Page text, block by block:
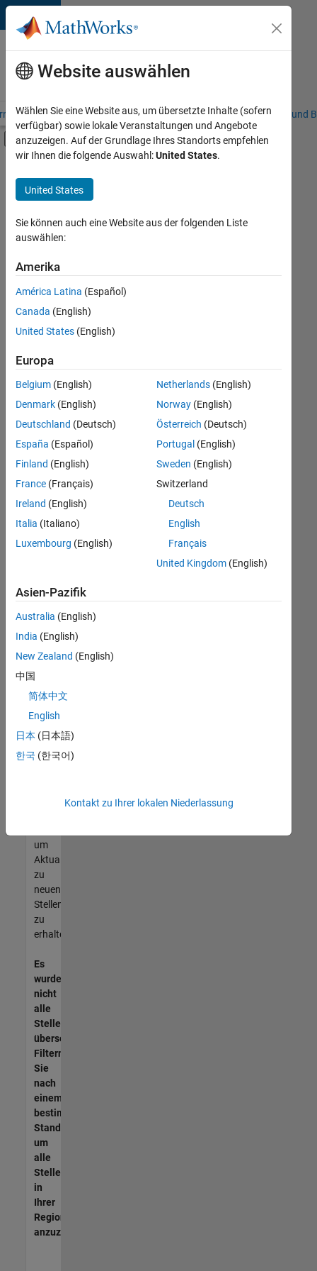
Weiter zum Inhalt
Karriere
bei
MathWorks
– Übersicht Stellensuche Niederlassungen Studierende und
Umschaltung für Off-Canvas-
Hauptinhalt
Information Technology
Education Sales
Marketing Communications
Business Model Team
Finance and Operations
+4
Derzeit
es
keine
offenen
Stellen,
Ihren
Suchkriterien
entsprechen.
können
die
Suchkriterien
weiter
fassen
oder
alle
Stellenangebote
anzeigen .
noch
keine
offenen
Stellen
können,
die
Ihren
entsprechen,
werden
unseres
um
Aktualisierungen
zu
neuen
Stellenangeboten
zu
erhalten.
Es
wurden
nicht
alle
Stellen
übersetzt.
Filtern
Sie
nach
einem
bestimmten
Standort,
um
alle
Stellenangebote
in
Ihrer
Region
anzuzeigen.
Website auswählen
Wählen Sie eine Website aus, um übersetzte Inhalte (sofern
verfügbar) sowie lokale Veranstaltungen und Angebote
anzuzeigen. Auf der Grundlage Ihres Standorts empfehlen
wir Ihnen die folgende Auswahl:United States.
United States
Sie können auch eine Website aus der folgenden Liste
auswählen:
Amerika
América Latina (Español)
Canada (English)
United States (English)
Europa
Belgium (English)
Denmark (English)
Deutschland (Deutsch)
España (Español)
Finland (English)
France (Français)
Ireland (English)
Italia (Italiano)
Luxembourg (English)
Netherlands(English)
Norway(English)
Österreich (Deutsch)
Portugal (English)
Sweden (English)
Switzerland
Deutsch
English
Français
United Kingdom(English)
Asien-Pazifik
Australia (English)
India (English)
New Zealand (English)
中国
简体中文
English
日本 (日本語)
한국 (한국어)
Kontakt zu Ihrer lokalen Niederlassung